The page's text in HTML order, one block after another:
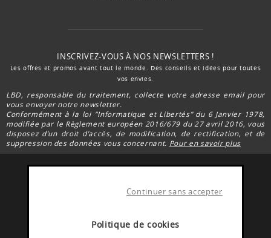
Politique de cookies
Continuer sans accepter
INSCRIVEZ-VOUS À NOS NEWSLETTERS !
Les offres et promos avant tout le monde. Des conseils et idées pour toutes
vos envies.
LBD, responsable du traitement, collecte votre adresse email pour
vous envoyer notre newsletter.
Conformément à la loi "Informatique et Libertés” du 6 Janvier 1978,
modifiée par le Règlement européen 2016/679 du 27 avril 2016, vous
disposez d’un droit d’accès, de modification, de rectification, et de
suppression des données vous concernant. Pour en savoir plus
FACEBOOK DARTY
Rejoignez la communauté Darty Réunion